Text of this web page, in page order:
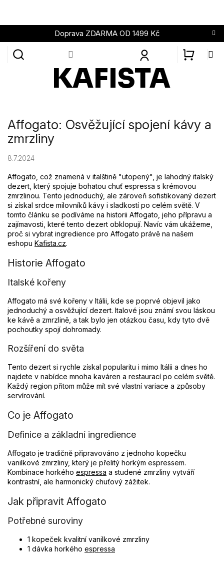
obsah
Doprava ZDARMA OD 1499 Kč
Affogato: Osvěžující spojení kávy a
zmrzliny
8.7.2024
Affogato, což znamená v italštině "utopený", je lahodný italský
dezert, který spojuje bohatou chuť espressa s krémovou
zmrzlinou. Tento jednoduchý, ale zároveň sofistikovaný dezert
si získal srdce milovníků kávy i sladkostí po celém světě. V
tomto článku se podíváme na historii Affogato, jeho přípravu a
zajímavosti, které tento dezert obklopují. Navíc vám ukážeme,
proč si vybrat ingredience pro Affogato právě na našem
eshopu Kafista.cz.
Historie Affogato
Italské kořeny
Affogato má své kořeny v Itálii, kde se poprvé objevil jako
jednoduchý a osvěžující dezert. Italové jsou známí svou láskou
ke kávě a zmrzlině, a tak bylo jen otázkou času, kdy tyto dvě
pochoutky spojí dohromady.
Rozšíření do světa
Tento dezert si rychle získal popularitu i mimo Itálii a dnes ho
najdete v nabídce mnoha kaváren a restaurací po celém světě.
Každý region přitom může mít své vlastní variace a způsoby
servírování.
Co je Affogato
Definice a základní ingredience
Affogato je tradičně připravováno z jednoho kopečku
vanilkové zmrzliny, který je přelitý horkým espressem.
Kombinace horkého espressa a studené zmrzliny vytváří
kontrastní, ale harmonický chuťový zážitek.
Jak připravit Affogato
Potřebné suroviny
1 kopeček kvalitní vanilkové zmrzliny
1 dávka horkého espressa